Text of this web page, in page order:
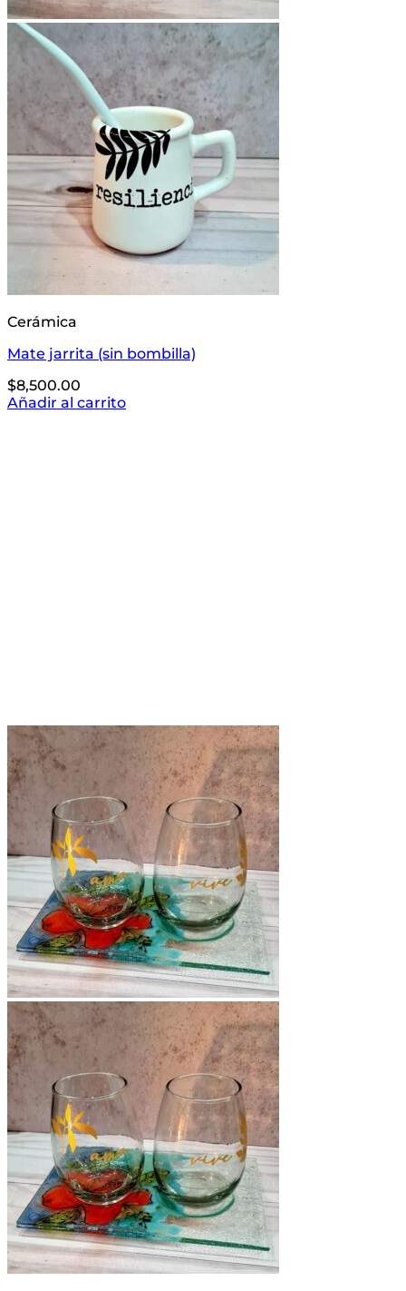
Cerámica
Mate jarrita (sin bombilla)
$8,500.00
Añadir al carrito